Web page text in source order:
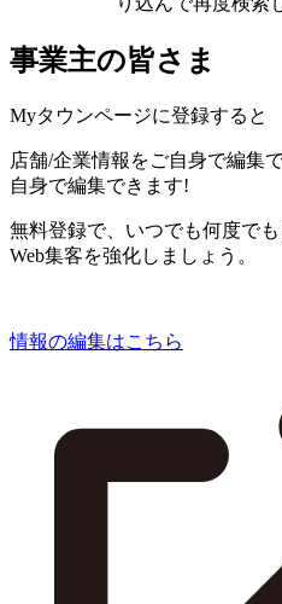
事業主の皆さま
Myタウンページに登録すると
店舗/企業情報をご自身で編集
自身で編集できます!
無料登録で、いつでも何度で
Web集客を強化しましょう。
情報の編集はこちら